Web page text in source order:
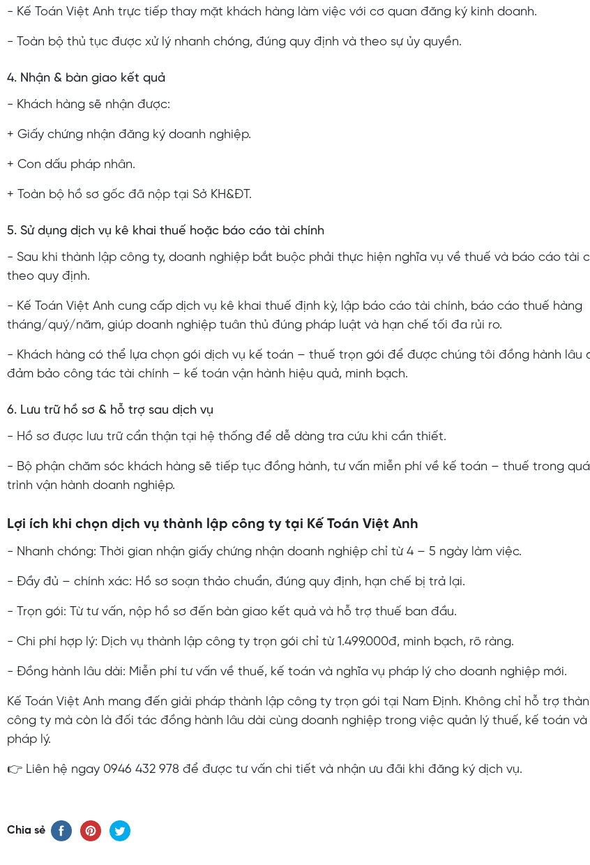
- Kế Toán Việt Anh trực tiếp thay mặt khách hàng làm việc với cơ quan đăng ký kinh doanh.
- Toàn bộ thủ tục được xử lý nhanh chóng, đúng quy định và theo sự ủy quyền.
4. Nhận & bàn giao kết quả
- Khách hàng sẽ nhận được:
+ Giấy chứng nhận đăng ký doanh nghiệp.
+ Con dấu pháp nhân.
+ Toàn bộ hồ sơ gốc đã nộp tại Sở KH&ĐT.
5. Sử dụng dịch vụ kê khai thuế hoặc báo cáo tài chính
- Sau khi thành lập công ty, doanh nghiệp bắt buộc phải thực hiện nghĩa vụ về thuế và báo cáo tài
theo quy định.
- Kế Toán Việt Anh cung cấp dịch vụ kê khai thuế định kỳ, lập báo cáo tài chính, báo cáo thuế hàng
tháng/quý/năm, giúp doanh nghiệp tuân thủ đúng pháp luật và hạn chế tối đa rủi ro.
- Khách hàng có thể lựa chọn gói dịch vụ kế toán – thuế trọn gói để được chúng tôi đồng hành lâu
đảm bảo công tác tài chính – kế toán vận hành hiệu quả, minh bạch.
6. Lưu trữ hồ sơ & hỗ trợ sau dịch vụ
- Hồ sơ được lưu trữ cẩn thận tại hệ thống để dễ dàng tra cứu khi cần thiết.
- Bộ phận chăm sóc khách hàng sẽ tiếp tục đồng hành, tư vấn miễn phí về kế toán – thuế trong quá
trình vận hành doanh nghiệp.
Lợi ích khi chọn dịch vụ thành lập công ty tại Kế Toán Việt Anh
- Nhanh chóng: Thời gian nhận giấy chứng nhận doanh nghiệp chỉ từ 4 – 5 ngày làm việc.
- Đầy đủ – chính xác: Hồ sơ soạn thảo chuẩn, đúng quy định, hạn chế bị trả lại.
- Trọn gói: Từ tư vấn, nộp hồ sơ đến bàn giao kết quả và hỗ trợ thuế ban đầu.
- Chi phí hợp lý: Dịch vụ thành lập công ty trọn gói chỉ từ 1.499.000đ, minh bạch, rõ ràng.
- Đồng hành lâu dài: Miễn phí tư vấn về thuế, kế toán và nghĩa vụ pháp lý cho doanh nghiệp mới.
Kế Toán Việt Anh mang đến giải pháp thành lập công ty trọn gói tại Nam Định. Không chỉ hỗ trợ
công ty mà còn là đối tác đồng hành lâu dài cùng doanh nghiệp trong việc quản lý thuế, kế toán và
pháp lý.
👉 Liên hệ ngay 0946 432 978 để được tư vấn chi tiết và nhận ưu đãi khi đăng ký dịch vụ.
Chia sẻ